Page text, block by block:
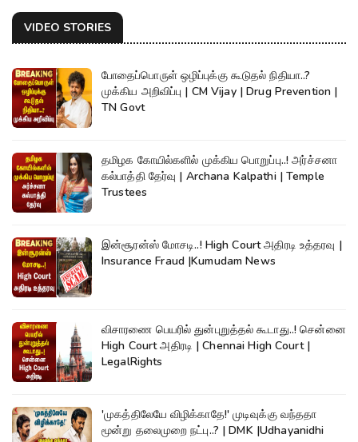
VIDEO STORIES
போதைப்பொருள் ஒழிப்புக்கு கூடுதல் நிதியா..?
முக்கிய அறிவிப்பு | CM Vijay | Drug Prevention |
TN Govt
தமிழக கோயில்களில் முக்கிய பொறுப்பு..! அர்ச்சனா
கல்பாத்தி தேர்வு | Archana Kalpathi | Temple
Trustees
இன்சூரன்ஸ் மோசடி..! High Court அதிரடி உத்தரவு |
Insurance Fraud |Kumudam News
விசாரணை பெயரில் துன்புறுத்தல் கூடாது..! சென்னை
High Court அதிரடி | Chennai High Court |
LegalRights
'முகத்திலேயே விழிக்காதே!' முடிவுக்கு வந்ததா
மூன்று தலைமுறை நட்பு..? | DMK |Udhayanidhi